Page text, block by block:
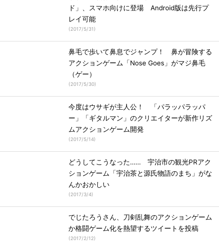
ド」、スマホ向けに登場 Android版は先行プ
レイ可能
(2017/5/31)
鼻毛で歩いて鼻息でジャンプ！ 鼻が冒険する
アクションゲーム「Nose Goes」がマジ鼻毛
（ゲー）
(2017/5/30)
今度はウサギが主人公！ 「パラッパラッパ
ー」「ギタルマン」のクリエイターが新作リズ
ムアクションゲーム開発
(2017/5/14)
どうしてこうなった…… 宇治市の観光PRアク
ションゲーム「宇治茶と源氏物語のまち」がな
んかおかしい
(2017/3/4)
でじたろうさん、刀剣乱舞のアクションゲーム
か格闘ゲーム化を熱望するツイートを投稿
(2017/2/12)